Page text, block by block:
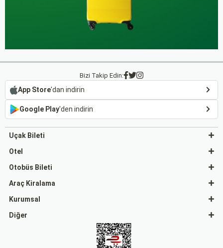
Bizi Takip Edin:
App Store'dan indirin
Google Play'den indirin
Uçak Bileti
Otel
Otobüs Bileti
Araç Kiralama
Kurumsal
Diğer